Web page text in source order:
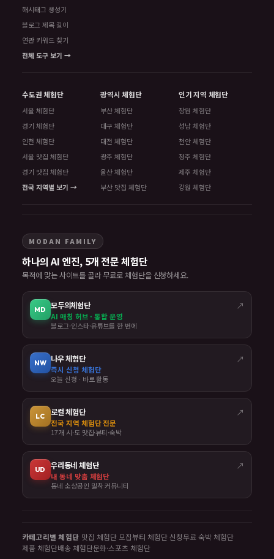
해시태그 생성기
블로그 제목 길이
연관 키워드 찾기
전체 도구 보기 →
수도권 체험단
서울 체험단
경기 체험단
인천 체험단
서울 맛집 체험단
경기 맛집 체험단
전국 지역별 보기 →
광역시 체험단
부산 체험단
대구 체험단
대전 체험단
광주 체험단
울산 체험단
부산 맛집 체험단
인기 지역 체험단
창원 체험단
성남 체험단
천안 체험단
청주 체험단
제주 체험단
강원 체험단
MODAN FAMILY
하나의 AI 엔진, 5개 전문 체험단
목적에 맞는 사이트를 골라 무료로 체험단을 신청하세요.
MD 모두의체험단 ↗
AI 매칭 허브 · 통합 운영
블로그·인스타·유튜브를 한 번에
NW 나우 체험단 ↗
즉시 신청 체험단
오늘 신청 · 바로 활동
LC 로컬 체험단 ↗
전국 지역 체험단 전문
17개 시·도 맛집·뷰티·숙박
UD 우리동네 체험단 ↗
내 동네 맞춤 체험단
동네 소상공인 밀착 커뮤니티
카테고리별 체험단 맛집 체험단 모집뷰티 체험단 신청무료 숙박 체험단
제품 체험단배송 체험단문화·스포츠 체험단